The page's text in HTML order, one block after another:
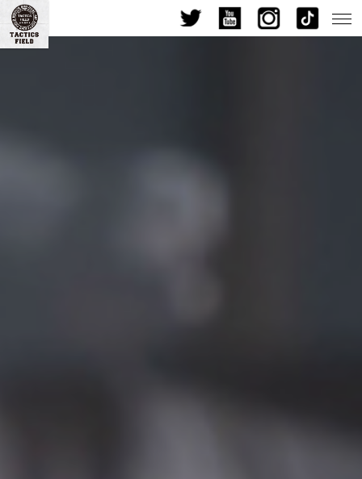
九州最大級!? インドア・サバイバルゲーム・フィールド- |